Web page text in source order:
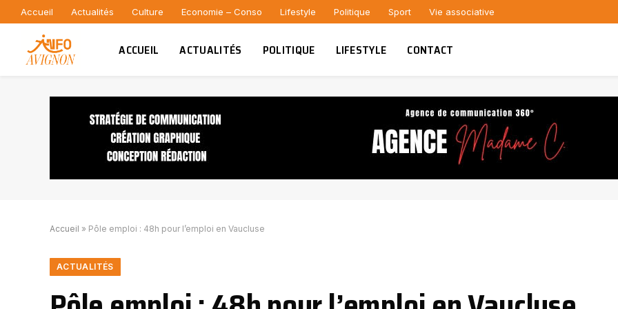
Accueil Actualités Culture Economie – Conso Lifestyle Politique Sport Vie associative
ACCUEIL ACTUALITÉS POLITIQUE LIFESTYLE CONTACT
Accueil » Pôle emploi : 48h pour l’emploi en Vaucluse
ACTUALITÉS